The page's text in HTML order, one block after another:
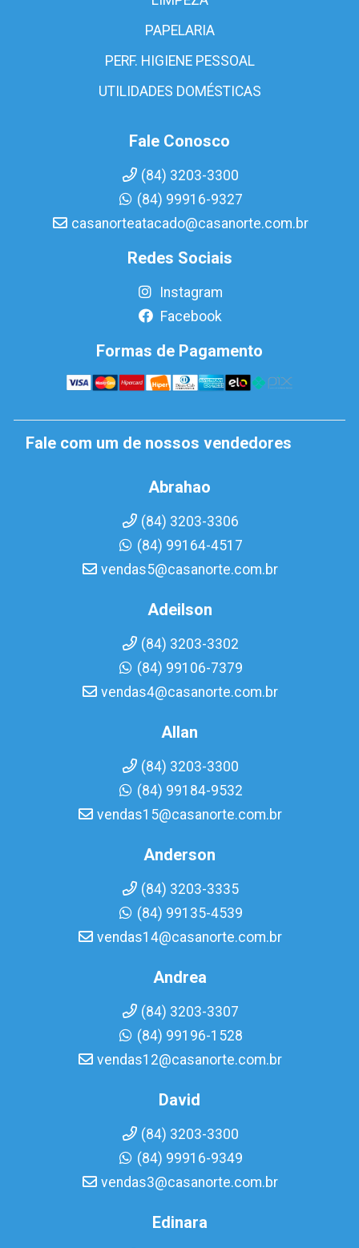
PAPELARIA
PERF. HIGIENE PESSOAL
UTILIDADES DOMÉSTICAS
Fale Conosco
(84) 3203-3300
(84) 99916-9327
casanorteatacado@casanorte.com.br
Redes Sociais
Instagram
Facebook
Formas de Pagamento
Fale com um de nossos vendedores
Abrahao
(84) 3203-3306
(84) 99164-4517
vendas5@casanorte.com.br
Adeilson
(84) 3203-3302
(84) 99106-7379
vendas4@casanorte.com.br
Allan
(84) 3203-3300
(84) 99184-9532
vendas15@casanorte.com.br
Anderson
(84) 3203-3335
(84) 99135-4539
vendas14@casanorte.com.br
Andrea
(84) 3203-3307
(84) 99196-1528
vendas12@casanorte.com.br
David
(84) 3203-3300
(84) 99916-9349
vendas3@casanorte.com.br
Edinara